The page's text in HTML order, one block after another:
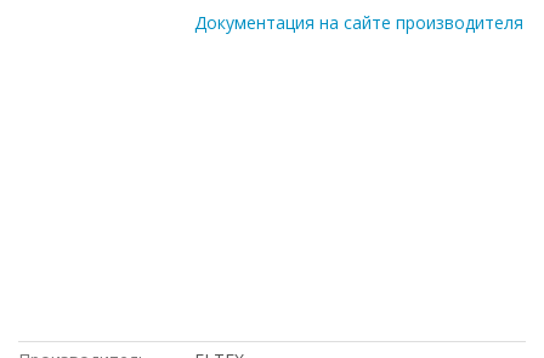
Документация на сайте производителя